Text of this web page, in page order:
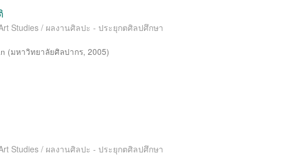
Studies / ผลงานศิลปะ - ประยุกตศิลปศึกษา
(มหาวิทยาลัยศิลปากร,2005)
Studies / ผลงานศิลปะ - ประยุกตศิลปศึกษา